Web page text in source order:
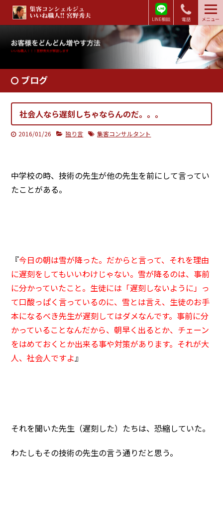
LINE相談 電話 メニュー
ブログ
社会人なら遅刻しちゃならんのだ。。。
2016/01/26 独り言 集客コンサルタント
中学校の時、技術の先生が他の先生を前にして言ってい
たことがある。
『今日の朝は雪が降った。だからと言って、それを理由
に遅刻をしてもいいわけじゃない。雪が降るのは、事前
に分かっていたこと。生徒には「遅刻しないように」っ
て口酸っぱく言っているのに、雪とは言え、生徒のお手
本になるべき先生が遅刻してはダメなんです。事前に分
かっていることなんだから、朝早く出るとか、チェーン
をはめておくとか出来る事や対策があります。それが大
人、社会人ですよ 』
それを聞いた先生（遅刻した）たちは、恐縮していた。
わたしもその技術の先生の言う通りだと思う。